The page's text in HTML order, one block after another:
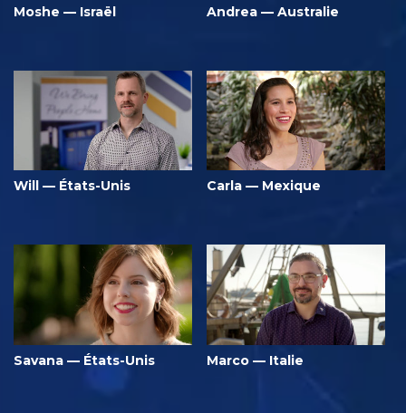
Moshe — Israël Andrea — Australie
Will — États-Unis Carla — Mexique
Savana — États-Unis Marco — Italie